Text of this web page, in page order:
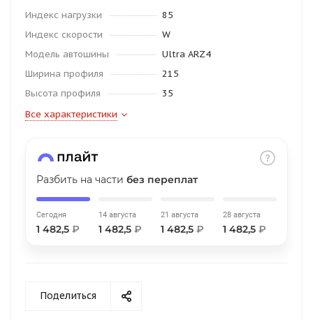
Индекс нагрузки
85
Индекс скорости
W
Модель автошины
Ultra ARZ4
Ширина профиля
215
Высота профиля
35
Все характеристики
Разбить на части без переплат
Сегодня
1 482,5 ₽
14 августа
1 482,5 ₽
21 августа
1 482,5 ₽
28 августа
1 482,5 ₽
Поделиться
Остались вопросы?
8 800 302-02-51